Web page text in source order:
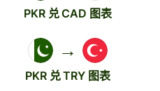
PKR 兑 CAD 图表
→
PKR 兑 TRY 图表